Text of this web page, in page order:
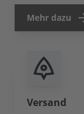
Mehr dazu
Versand